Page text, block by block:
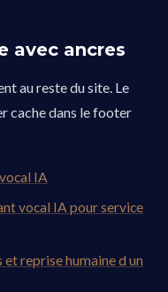
avec ancres
au reste du site. Le
cache dans le footer
IA
vocal IA pour service
et reprise humaine d un